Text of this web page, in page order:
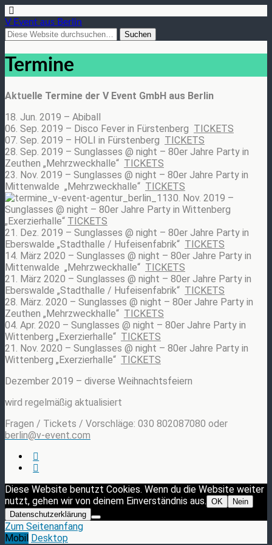
V Event aus Berlin
Termine
Aktuelle Termine der V Event GmbH aus Berlin
18. Jun. 2019 – Abiball
06. Sep. 2019 – Disco Fever in Fürstenberg TICKETS
07. Sep. 2019 – HOLI in Fürstenberg TICKETS
28. Sep. 2019 – Sunglasses @ night – 80er Jahre Party in
Zeuthen „Mehrzweckhalle“ TICKETS
23. Nov. 2019 – Sunglasses @ night – 80er Jahre Party in
Mittenwalde „Mehrzweckhalle“ TICKETS
30. Nov. 2019 –
Sunglasses @ night – 80er Jahre Party in Wittenberg
„Exerzierhalle“ TICKETS
21. Dez. 2019 – Sunglasses @ night – 80er Jahre Party in
Eberswalde „Stadthalle / Hufeisenfabrik“ TICKETS
14. März 2020 – Sunglasses @ night – 80er Jahre Party in
Mittenwalde „Mehrzweckhalle“ TICKETS
21. März 2020 – Sunglasses @ night – 80er Jahre Party in
Eberswalde „Stadthalle / Hufeisenfabrik“ TICKETS
28. März. 2020 – Sunglasses @ night – 80er Jahre Party in
Zeuthen „Mehrzweckhalle“ TICKETS
04. Apr. 2020 – Sunglasses @ night – 80er Jahre Party in
Wittenberg „Exerzierhalle“ TICKETS
21. Nov. 2020 – Sunglasses @ night – 80er Jahre Party in
Wittenberg „Exerzierhalle“ TICKETS
Dezember 2019 – diverse Weihnachtsfeiern
wird regelmäßig aktualisiert
Fragen / Tickets / Vorschläge: 030 802087080 oder
berlin@v-event.com
Diese Website benutzt Cookies. Wenn du die Website weiter
nutzt, gehen wir von deinem Einverständnis aus. OK
Nein
Datenschutzerklärung
Zum Seitenanfang
Mobil Desktop